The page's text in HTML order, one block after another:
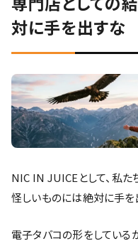
専門店としての
対に手を出すな
NIC IN JUICEとして、私た
怪しいものには絶対に手を
電子タバコの形をしている